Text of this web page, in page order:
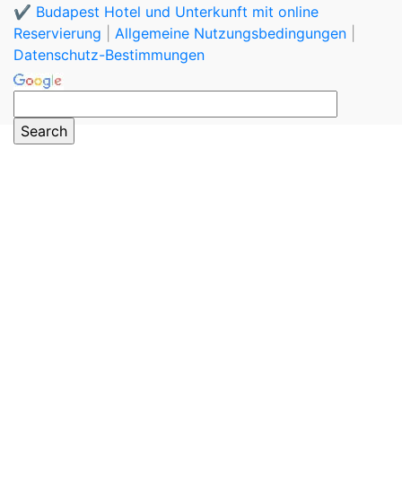
✔️ Budapest Hotel und Unterkunft mit online
Reservierung
Allgemeine Nutzungsbedingungen
Datenschutz-Bestimmungen